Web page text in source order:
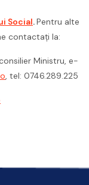
Social.Pentru alte
contactați la:
Ministru, e-
, tel: 0746.289.225